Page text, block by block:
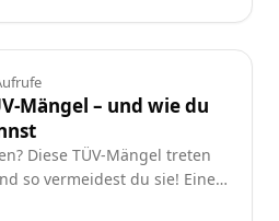
Mängel – und wie du
Diese TÜV-Mängel treten
so vermeidest du sie! Eine
alle Autofahrer.